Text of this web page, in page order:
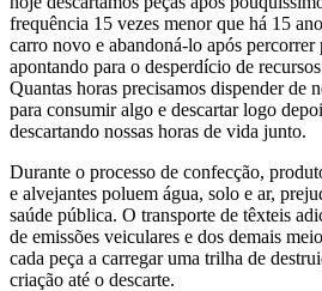
frequência 15 vezes menor que há 15
carro novo e abandoná-lo após
apontando para o desperdício de
Quantas horas precisamos dispender de
para consumir algo e descartar logo
descartando nossas horas de vida junto.
Durante o processo de confecção,
e alvejantes poluem água, solo e ar,
saúde pública. O transporte de têxteis
de emissões veiculares e dos demais
cada peça a carregar uma trilha de
criação até o descarte.